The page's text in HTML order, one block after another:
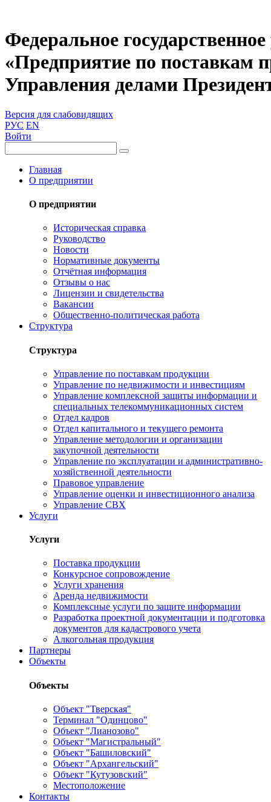
Федеральное
«Предприятие по поставкам
Управления делами
Версия для слабовидящих
РУС EN
Войти
Главная
О предприятии
О предприятии
Историческая справка
Руководство
Новости
Нормативные документы
Отчётная информация
Отзывы о нас
Лицензии и свидетельства
Вакансии
Общественно-политическая работа
Структура
Структура
Управление по поставкам продукции
Управление по недвижимости и инвестициям
Управление комплексной защиты информации и
специальных телекоммуникационных систем
Отдел кадров
Отдел капитального и текущего ремонта
Управление методологии и организации
закупочной деятельности
Управление по эксплуатации и административно-
хозяйственной деятельности
Правовое управление
Управление оценки и инвестиционного анализа
Управление СВХ
Услуги
Услуги
Поставка продукции
Конкурсное сопровождение
Услуги хранения
Аренда недвижимости
Комплексные услуги по защите информации
Разработка проектной документации и подготовка
документов для кадастрового учета
Алкогольная продукция
Партнеры
Объекты
Объекты
Объект "Тверская"
Терминал "Одинцово"
Объект "Лианозово"
Объект "Магистральный"
Объект "Башиловский"
Объект "Архангельский"
Объект "Кутузовский"
Местоположение
Контакты